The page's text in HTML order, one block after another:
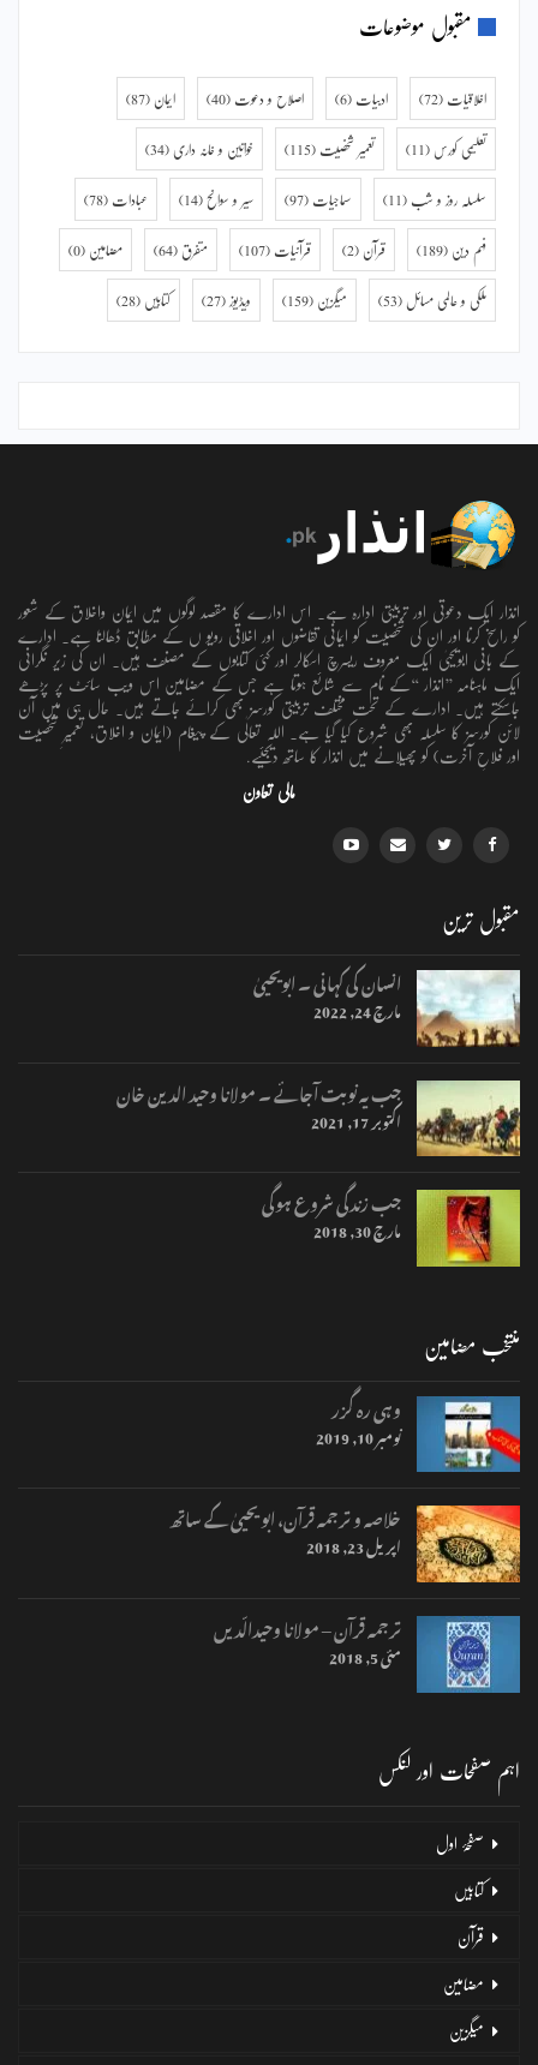
مقبول موضوعات
اخلاقیات (72) ادبیات (6) اصلاح و دعوت (40) ایمان (87)
تعلیمی کورس (11) تعمیر شخصیت (115) خواتین و خانہ داری (34)
سلسلہ روز و شب (11) سماجیات (97) سیر و سوانح (14) عبادات (78)
فہم دین (189) قرآن (2) قرآنیات (107) متفرق (64) مضامین (0)
ملکی و عالمی مسائل (53) میگزین (159) ویڈیوز (27) کتابیں (28)
انذار ایک دعوتی اور تربیتی ادارہ ہے۔ اس ادارے کا مقصد لوگوں میں ایمان واخلاق کے شعور
کو راسخ کرنا اور ان کی شخصیت کو ایمانی تقاضوں اور اخلاقی رویو ں کے مطابق ڈھالنا ہے۔ ادارے
کے بانی ابویحییٰ ایک معروف ریسرچ اسکالر اور کئی کتابوں کے مصنف ہیں۔ ان کی زیر نگرانی
ایک ماہنامہ ’’انذار ‘‘کے نام سے شائع ہوتا ہے جس کے مضامین اس ویب سائٹ پر پڑھے
جاسکتے ہیں۔ ادارے کے تحت مختلف تربیتی کورسز بھی کرائے جاتے ہیں۔ حال ہی میں آن
لائن کورسز کا سلسلہ بھی شروع کیا گیا ہے۔ اللہ تعالٰی کے پیغام (ایمان و اخلاق، تعمیرِ شخصیت
اور فلاحِ آخرت) کو پھیلانے میں انذار کا ساتھ دیجئیے.
مالی تعاون
مقبول ترین
انسان کی کہانی ۔ ابویحییٰ
مارچ 24, 2022
جب یہ نوبت آجائے ۔ مولانا وحید الدین خان
اکتوبر 17, 2021
جب زندگی شروع ہوگی
مارچ 30, 2018
منتخب مضامین
وہی رہ گزر
نومبر 10, 2019
خلاصہ و ترجمہ قرآن، ابو یحییٰ کے ساتھ
اپریل 23, 2018
ترجمہ قرآن – مولانا وحیدالّدیں
مئی 5, 2018
اہم صفحات اور لنکس
صفحۂ اول
کتابیں
قرآن
مضامین
میگزین